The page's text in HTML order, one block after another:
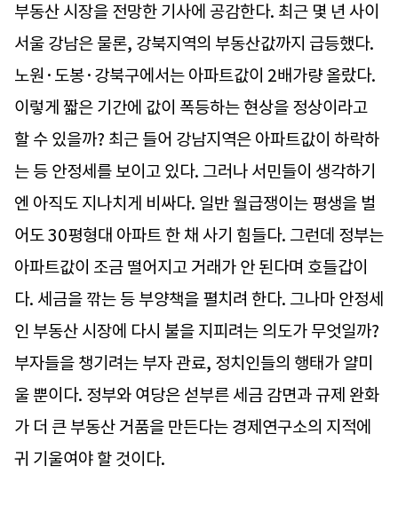
부동산 시장을 전망한 기사에 공감한다. 최근 몇 년 사이
서울 강남은 물론, 강북지역의 부동산값까지 급등했다.
노원·도봉·강북구에서는 아파트값이 2배가량 올랐다.
이렇게 짧은 기간에 값이 폭등하는 현상을 정상이라고
할 수 있을까? 최근 들어 강남지역은 아파트값이 하락하
는 등 안정세를 보이고 있다. 그러나 서민들이 생각하기
엔 아직도 지나치게 비싸다. 일반 월급쟁이는 평생을 벌
어도 30평형대 아파트 한 채 사기 힘들다. 그런데 정부는
아파트값이 조금 떨어지고 거래가 안 된다며 호들갑이
다. 세금을 깎는 등 부양책을 펼치려 한다. 그나마 안정세
인 부동산 시장에 다시 불을 지피려는 의도가 무엇일까?
부자들을 챙기려는 부자 관료, 정치인들의 행태가 얄미
울 뿐이다. 정부와 여당은 섣부른 세금 감면과 규제 완화
가 더 큰 부동산 거품을 만든다는 경제연구소의 지적에
귀 기울여야 할 것이다.